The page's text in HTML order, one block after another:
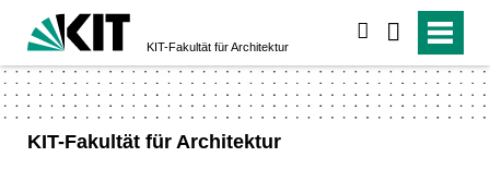
KIT-Fakultät für Architektur
KIT-Fakultät für Architektur